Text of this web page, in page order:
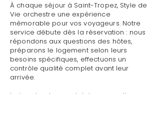
À chaque séjour à Saint-Tropez, Style de
Vie orchestre une expérience
mémorable pour vos voyageurs. Notre
service débute dès la réservation : nous
répondons aux questions des hôtes,
préparons le logement selon leurs
besoins spécifiques, effectuons un
contrôle qualité complet avant leur
arrivée.
Le jour J, notre prestataire en gestion